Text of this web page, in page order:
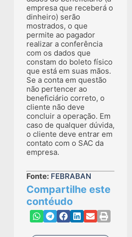
empresa que receberá o
dinheiro) serão
mostrados, o que
permite ao pagador
realizar a conferência
com os dados que
constam do boleto físico
que está em suas mãos.
Se a conta em questão
não pertencer ao
beneficiário correto, o
cliente não deve
concluir a operação. Em
caso de qualquer dúvida,
o cliente deve entrar em
contato com o SAC da
empresa.
Fonte: FEBRABAN
Compartilhe este
contéudo